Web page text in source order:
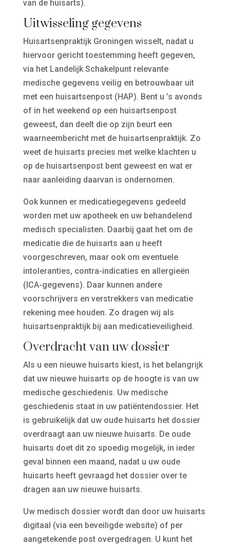
van de huisarts).
Uitwisseling gegevens
Huisartsenpraktijk Groningen wisselt, nadat u
hiervoor gericht toestemming heeft gegeven,
via het Landelijk Schakelpunt relevante
medische gegevens veilig en betrouwbaar uit
met een huisartsenpost (HAP). Bent u ’s avonds
of in het weekend op een huisartsenpost
geweest, dan deelt die op zijn beurt een
waarneembericht met de huisartsenpraktijk. Zo
weet de huisarts precies met welke klachten u
op de huisartsenpost bent geweest en wat er
naar aanleiding daarvan is ondernomen.
Ook kunnen er medicatiegegevens gedeeld
worden met uw apotheek en uw behandelend
medisch specialisten. Daarbij gaat het om de
medicatie die de huisarts aan u heeft
voorgeschreven, maar ook om eventuele
intoleranties, contra-indicaties en allergieën
(ICA-gegevens). Daar kunnen andere
voorschrijvers en verstrekkers van medicatie
rekening mee houden. Zo dragen wij als
huisartsenpraktijk bij aan medicatieveiligheid.
Overdracht van uw dossier
Als u een nieuwe huisarts kiest, is het belangrijk
dat uw nieuwe huisarts op de hoogte is van uw
medische geschiedenis. Uw medische
geschiedenis staat in uw patiëntendossier. Het
is gebruikelijk dat uw oude huisarts het dossier
overdraagt aan uw nieuwe huisarts. De oude
huisarts doet dit zo spoedig mogelijk, in ieder
geval binnen een maand, nadat u uw oude
huisarts heeft gevraagd het dossier over te
dragen aan uw nieuwe huisarts.
Uw medisch dossier wordt dan door uw huisarts
digitaal (via een beveiligde website) of per
aangetekende post overgedragen. U kunt het